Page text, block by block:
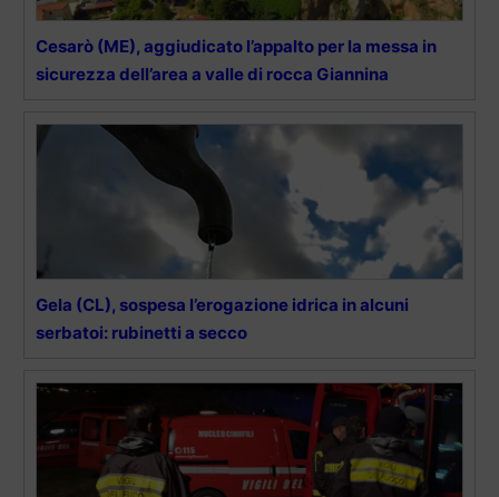
Cesarò (ME), aggiudicato l’appalto per la messa in
sicurezza dell’area a valle di rocca Giannina
Gela (CL), sospesa l’erogazione idrica in alcuni
serbatoi: rubinetti a secco